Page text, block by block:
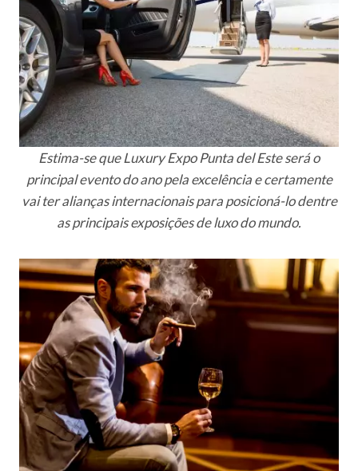
Estima-se que Luxury Expo Punta del Este será o
principal evento do ano pela excelência e certamente
vai ter alianças internacionais para posicioná-lo dentre
as principais exposições de luxo do mundo.